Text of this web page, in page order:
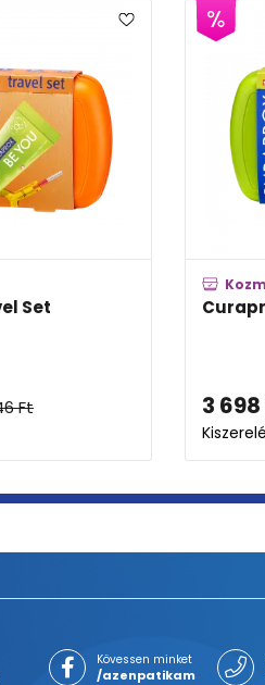
Curaprox Travel Set ZÖLD
3 698
Kövessen minket
/azenpatikam